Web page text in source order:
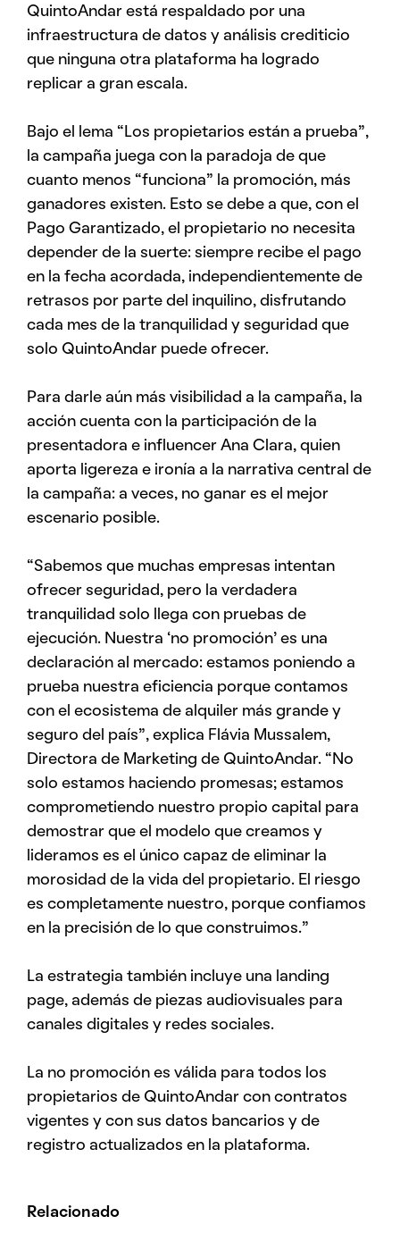
QuintoAndar está respaldado por una
infraestructura de datos y análisis crediticio
que ninguna otra plataforma ha logrado
replicar a gran escala.
Bajo el lema “Los propietarios están a prueba”,
la campaña juega con la paradoja de que
cuanto menos “funciona” la promoción, más
ganadores existen. Esto se debe a que, con el
Pago Garantizado, el propietario no necesita
depender de la suerte: siempre recibe el pago
en la fecha acordada, independientemente de
retrasos por parte del inquilino, disfrutando
cada mes de la tranquilidad y seguridad que
solo QuintoAndar puede ofrecer.
Para darle aún más visibilidad a la campaña, la
acción cuenta con la participación de la
presentadora e influencer Ana Clara, quien
aporta ligereza e ironía a la narrativa central de
la campaña: a veces, no ganar es el mejor
escenario posible.
“Sabemos que muchas empresas intentan
ofrecer seguridad, pero la verdadera
tranquilidad solo llega con pruebas de
ejecución. Nuestra ‘no promoción’ es una
declaración al mercado: estamos poniendo a
prueba nuestra eficiencia porque contamos
con el ecosistema de alquiler más grande y
seguro del país”, explica Flávia Mussalem,
Directora de Marketing de QuintoAndar. “No
solo estamos haciendo promesas; estamos
comprometiendo nuestro propio capital para
demostrar que el modelo que creamos y
lideramos es el único capaz de eliminar la
morosidad de la vida del propietario. El riesgo
es completamente nuestro, porque confiamos
en la precisión de lo que construimos.”
La estrategia también incluye una landing
page, además de piezas audiovisuales para
canales digitales y redes sociales.
La no promoción es válida para todos los
propietarios de QuintoAndar con contratos
vigentes y con sus datos bancarios y de
registro actualizados en la plataforma.
Relacionado